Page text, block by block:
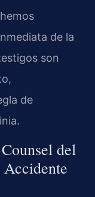
de la
son
de
del
Accidente